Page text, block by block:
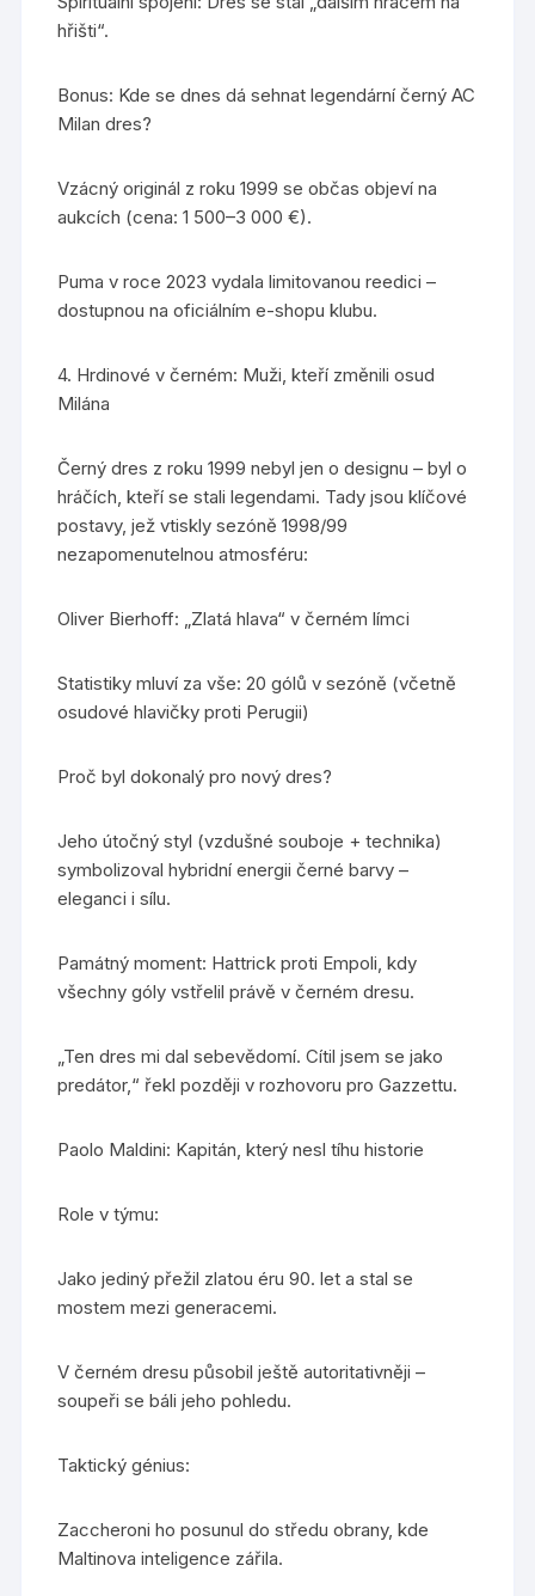
hřišti“.
Bonus: Kde se dnes dá sehnat legendární černý AC
Milan dres?
Vzácný originál z roku 1999 se občas objeví na
aukcích (cena: 1 500–3 000 €).
Puma v roce 2023 vydala limitovanou reedici –
dostupnou na oficiálním e-shopu klubu.
4. Hrdinové v černém: Muži, kteří změnili osud
Milána
Černý dres z roku 1999 nebyl jen o designu – byl o
hráčích, kteří se stali legendami. Tady jsou klíčové
postavy, jež vtiskly sezóně 1998/99
nezapomenutelnou atmosféru:
Oliver Bierhoff: „Zlatá hlava“ v černém límci
Statistiky mluví za vše: 20 gólů v sezóně (včetně
osudové hlavičky proti Perugii)
Proč byl dokonalý pro nový dres?
Jeho útočný styl (vzdušné souboje + technika)
symbolizoval hybridní energii černé barvy –
eleganci i sílu.
Památný moment: Hattrick proti Empoli, kdy
všechny góly vstřelil právě v černém dresu.
„Ten dres mi dal sebevědomí. Cítil jsem se jako
predátor,“ řekl později v rozhovoru pro Gazzettu.
Paolo Maldini: Kapitán, který nesl tíhu historie
Role v týmu:
Jako jediný přežil zlatou éru 90. let a stal se
mostem mezi generacemi.
V černém dresu působil ještě autoritativněji –
soupeři se báli jeho pohledu.
Taktický génius:
Zaccheroni ho posunul do středu obrany, kde
Maltinova inteligence zářila.